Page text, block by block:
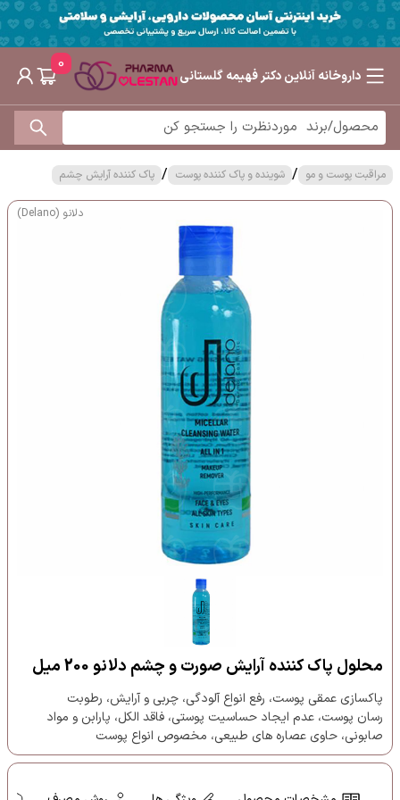
داروخانه آنلاین دکتر فهیمه گلستانی
0
مراقبت پوست و مو / شوینده و پاک کننده پوست / پاک کننده آرایش چشم
دلانو (Delano)
محلول پاک کننده آرایش صورت و چشم دلانو 200 میل
پاکسازی عمقی پوست، رفع انواع آلودگی، چربی و آرایش، رطوبت
رسان پوست، عدم ایجاد حساسیت پوستی، فاقد الکل، پارابن و مواد
صابونی، حاوی عصاره های طبیعی، مخصوص انواع پوست